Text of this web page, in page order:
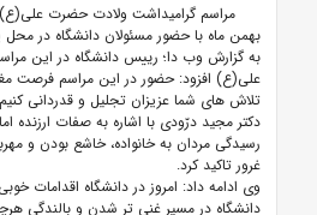
مراسم گرامیداشت ولادت حضرت علی(ع)
بهمن ماه با حضور مسئولان دانشگاه در محل
به گزارش وب دا؛ رییس دانشگاه در این
علی(ع) افزود: حضور در این مراسم فرصت
تلاش های شما عزیزان تجلیل و قدردانی
دکتر مجید درّودی با اشاره به صفات ارزنده
رسیدگی مردان به خانواده، خاشع بودن و
غرور تاکید کرد.
وی ادامه داد: امروز در دانشگاه اقدامات
دانشگاه در مسیر غنی تر شدن و بالندگی